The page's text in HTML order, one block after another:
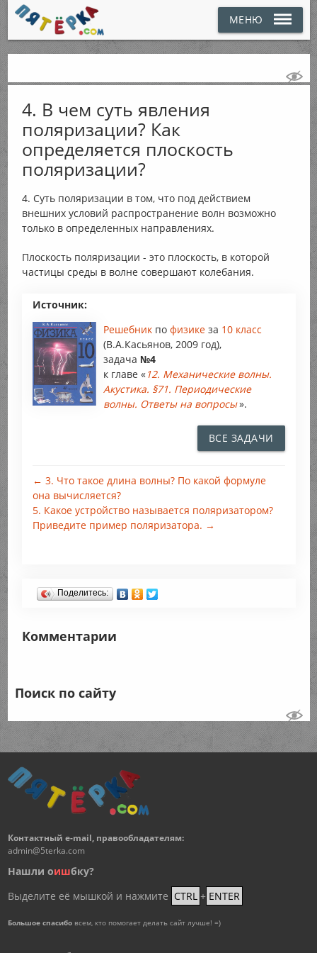
МЕНЮ
4. В чем суть явления
поляризации? Как
определяется плоскость
поляризации?
4. Суть поляризации в том, что под действием
внешних условий распространение волн возможно
только в определенных направлениях.
Плоскость поляризации - это плоскость, в которой
частицы среды в волне совершают колебания.
Источник:
Решебник по физике за 10 класс
(В.А.Касьянов, 2009 год),
задача №4
к главе «12. Механические волны.
Акустика. §71. Периодические
волны. Ответы на вопросы».
ВСЕ ЗАДАЧИ
← 3. Что такое длина волны? По какой формуле
она вычисляется?
5. Какое устройство называется поляризатором?
Приведите пример поляризатора. →
Поделитесь:
Комментарии
Поиск по сайту
Контактный e-mail, правообладателям:
admin@5terka.com
Нашли оишбку?
Выделите её мышкой и нажмите CTRL + ENTER
Большое спасибовсем, кто помогает делать сайт лучше! =)